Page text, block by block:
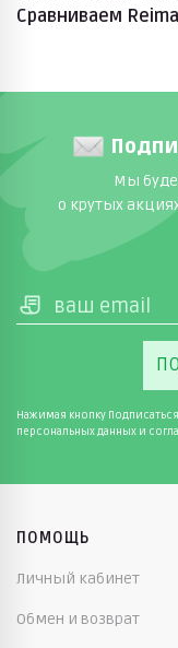
Сравниваем
Мы
о крутых
Нажимая кнопку
персональных данных и
ПОМОЩЬ
Личный кабинет
Обмен и возврат